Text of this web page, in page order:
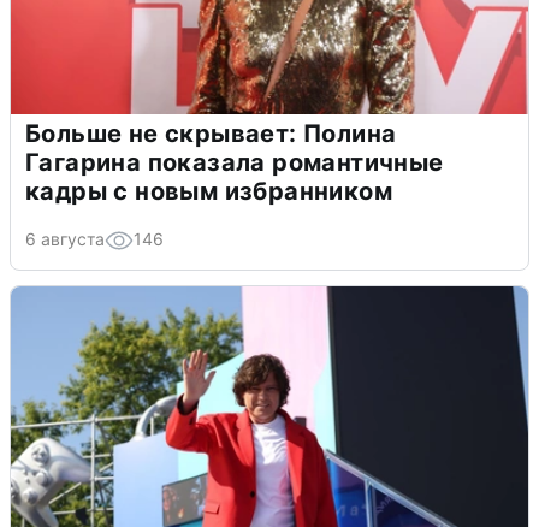
Больше не скрывает: Полина
Гагарина показала романтичные
кадры с новым избранником
6 августа 146